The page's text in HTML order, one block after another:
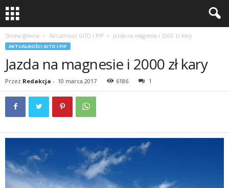
Strona główna Aktualności GITD i PIP Jazda na magnesie i 2000 zł kary
AKTUALNOŚCI GITD I PIP
Jazda na magnesie i 2000 zł kary
Przez Redakcja - 10 marca 2017 6186 1